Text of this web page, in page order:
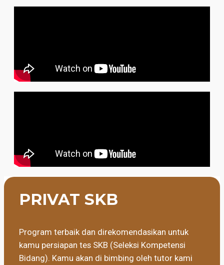
PRIVAT SKB
Program terbaik dan direkomendasikan untuk
kamu persiapan tes SKB (Seleksi Kompetensi
Bidang). Kamu akan di bimbing oleh tutor kami